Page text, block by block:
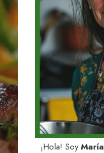
¡Hola! SoyMaría